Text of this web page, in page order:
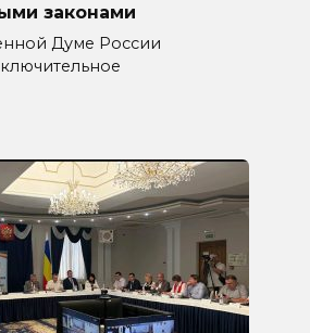
законами
Думе России